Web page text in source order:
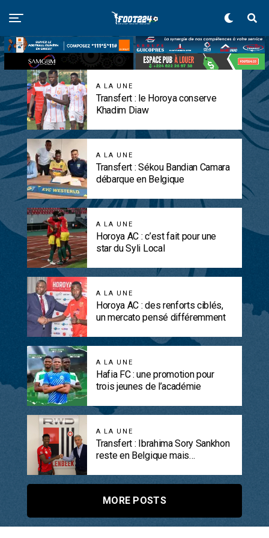
A LA UNE
Transfert : le Horoya conserve
Khadim Diaw
A LA UNE
Transfert : Sékou Bandian Camara
débarque en Belgique
A LA UNE
Horoya AC : c’est fait pour une
star du Syli Local
A LA UNE
Horoya AC : des renforts ciblés,
un mercato pensé différemment
A LA UNE
Hafia FC : une promotion pour
trois jeunes de l’académie
A LA UNE
Transfert : Ibrahima Sory Sankhon
reste en Belgique mais…
MORE POSTS